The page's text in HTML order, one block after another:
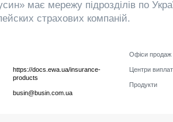
має мережу підрозділів по
страхових компаній.
https://docs.ewa.ua/insurance-
products
busin@busin.com.ua
Офіси продаж
Центри виплат
Продукти